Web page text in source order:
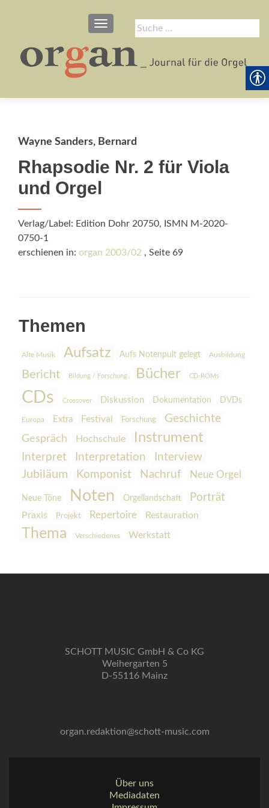
Suche
nach:
SCHALTE NAVIGATION
Wayne Sanders, Bernard
Rhapsodie Nr. 2 für Viola
und Orgel
Verlag/Label: Edition Dohr 20750, ISMN M-2020-
0750-1
erschienen in: organ 2003/02 , Seite 69
Themen
Alte Musik Aufsatz Aufs Notenpult gelegt Ausbildung
Bericht Bildung / Forschung Bücher CD-ROMs
CDs Crossover Diskussion Dokumentation DVDs
Europa Extra Festival Forschung Geschichte
Gespräch Hochschule Instrument
Interpret Interpretation
Interview
Jubiläum
Komponist Nachruf Neue Orgel
Neue Töne Noten Orgellandschaft Porträt
Praxis Projekt Repertoire Restauration
Thema Verschiedenes Werkstatt
SCHOTT MUSIC GmbH & Co KG
Weihergarten 5
D-55116 Mainz
organ.redaktion@schott-music.com
Über uns
Mediadaten